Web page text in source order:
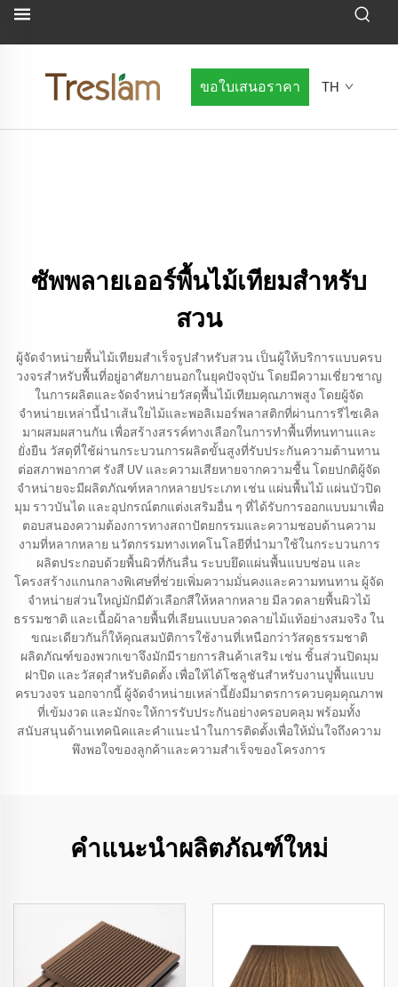
ขอใบเสนอราคา TH
ซัพพลายเออร์พื้นไม้เทียมสำหรับ
สวน
ผู้จัดจำหน่ายพื้นไม้เทียมสำเร็จรูปสำหรับสวน เป็นผู้ให้บริการแบบครบ
วงจรสำหรับพื้นที่อยู่อาศัยภายนอกในยุคปัจจุบัน โดยมีความเชี่ยวชาญ
ในการผลิตและจัดจำหน่ายวัสดุพื้นไม้เทียมคุณภาพสูง โดยผู้จัด
จำหน่ายเหล่านี้นำเส้นใยไม้และพอลิเมอร์พลาสติกที่ผ่านการรีไซเคิล
มาผสมผสานกัน เพื่อสร้างสรรค์ทางเลือกในการทำพื้นที่ทนทานและ
ยั่งยืน วัสดุที่ใช้ผ่านกระบวนการผลิตขั้นสูงที่รับประกันความต้านทาน
ต่อสภาพอากาศ รังสี UV และความเสียหายจากความชื้น โดยปกติผู้จัด
จำหน่ายจะมีผลิตภัณฑ์หลากหลายประเภท เช่น แผ่นพื้นไม้ แผ่นบัวปิด
มุม ราวบันได และอุปกรณ์ตกแต่งเสริมอื่น ๆ ที่ได้รับการออกแบบมาเพื่อ
ตอบสนองความต้องการทางสถาปัตยกรรมและความชอบด้านความ
งามที่หลากหลาย นวัตกรรมทางเทคโนโลยีที่นำมาใช้ในกระบวนการ
ผลิตประกอบด้วยพื้นผิวที่กันลื่น ระบบยึดแผ่นพื้นแบบซ่อน และ
โครงสร้างแกนกลางพิเศษที่ช่วยเพิ่มความมั่นคงและความทนทาน ผู้จัด
จำหน่ายส่วนใหญ่มักมีตัวเลือกสีให้หลากหลาย มีลวดลายพื้นผิวไม้
ธรรมชาติ และเนื้อผ้าลายพื้นที่เลียนแบบลวดลายไม้แท้อย่างสมจริง ใน
ขณะเดียวกันก็ให้คุณสมบัติการใช้งานที่เหนือกว่าวัสดุธรรมชาติ
ผลิตภัณฑ์ของพวกเขาจึงมักมีรายการสินค้าเสริม เช่น ชิ้นส่วนปิดมุม
ฝาปิด และวัสดุสำหรับติดตั้ง เพื่อให้ได้โซลูชันสำหรับงานปูพื้นแบบ
ครบวงจร นอกจากนี้ ผู้จัดจำหน่ายเหล่านี้ยังมีมาตรการควบคุมคุณภาพ
ที่เข้มงวด และมักจะให้การรับประกันอย่างครอบคลุม พร้อมทั้ง
สนับสนุนด้านเทคนิคและคำแนะนำในการติดตั้งเพื่อให้มั่นใจถึงความ
พึงพอใจของลูกค้าและความสำเร็จของโครงการ
คำแนะนำผลิตภัณฑ์ใหม่